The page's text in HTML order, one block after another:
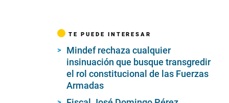
TE PUEDE INTERESAR
Mindef rechaza cualquier
insinuación que busque transgredir
el rol constitucional de las Fuerzas
Armadas